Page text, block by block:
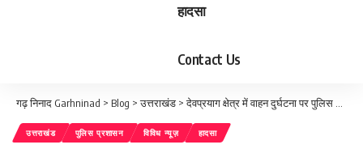
हादसा
Contact Us
गढ़ निनाद Garhninad > Blog >उत्तराखंड >देवप्रयाग क्षेत्र में वाहन दुर्घटना पर पुलिस एवं एसडीआरएफ का रेस्क्यू अभियान जारी
उत्तराखंड पुलिस प्रशासन विविध न्यूज़ हादसा